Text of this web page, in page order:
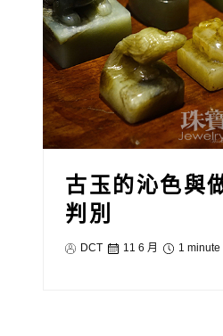
古玉的沁色與
判別
DCT 11 6 月 1 minute